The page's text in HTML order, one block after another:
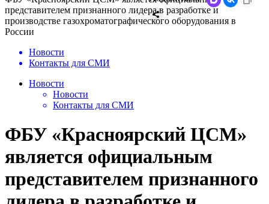
представителем признанного лидера в разработке и
производстве газохроматографического оборудования в
России
Новости
Контакты для СМИ
Новости
Новости
Контакты для СМИ
ФБУ «Красноярский ЦСМ»
является официальным
представителем признанного